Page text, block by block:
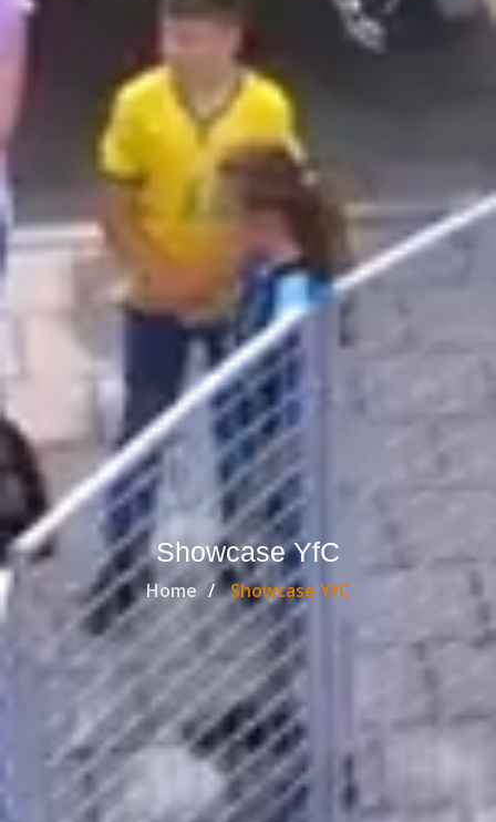
Showcase YfC
Home Showcase YfC